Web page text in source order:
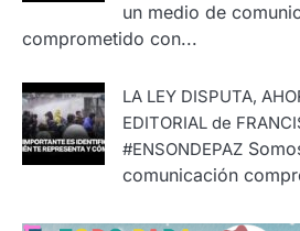
un medio de
comprometido con...
LA LEY DISPUTA,
EDITORIAL de
#ENSONDEPAZ
comunicación